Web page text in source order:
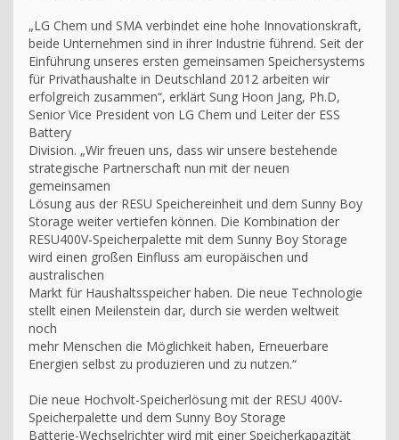
„LG Chem und SMA verbindet eine hohe Innovationskraft,
beide Unternehmen sind in ihrer Industrie führend. Seit der
Einführung unseres ersten gemeinsamen Speichersystems
für Privathaushalte in Deutschland 2012 arbeiten wir
erfolgreich zusammen“, erklärt Sung Hoon Jang, Ph.D,
Senior Vice President von LG Chem und Leiter der ESS
Battery
Division. „Wir freuen uns, dass wir unsere bestehende
strategische Partnerschaft nun mit der neuen
gemeinsamen
Lösung aus der RESU Speichereinheit und dem Sunny Boy
Storage weiter vertiefen können. Die Kombination der
RESU400V-Speicherpalette mit dem Sunny Boy Storage
wird einen großen Einfluss am europäischen und
australischen
Markt für Haushaltsspeicher haben. Die neue Technologie
stellt einen Meilenstein dar, durch sie werden weltweit
noch
mehr Menschen die Möglichkeit haben, Erneuerbare
Energien selbst zu produzieren und zu nutzen.“
Die neue Hochvolt-Speicherlösung mit der RESU 400V-
Speicherpalette und dem Sunny Boy Storage
Batterie-Wechselrichter wird mit einer Speicherkapazität